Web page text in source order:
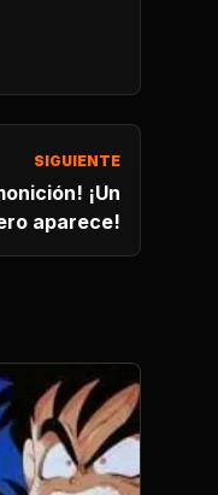
SIGUIENTE
¡Un
aparece!